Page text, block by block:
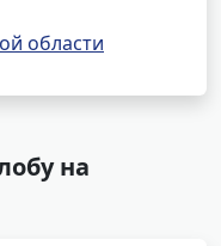
области
на